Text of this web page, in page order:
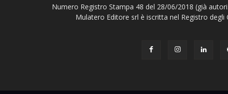
Numero Registro Stampa 48 del 28/06/2018 (già
Mulatero Editore srl è iscritta nel Registro